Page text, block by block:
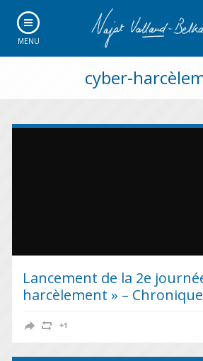
MENU
cyber-
Lancement de la 2e
harcèlement » –